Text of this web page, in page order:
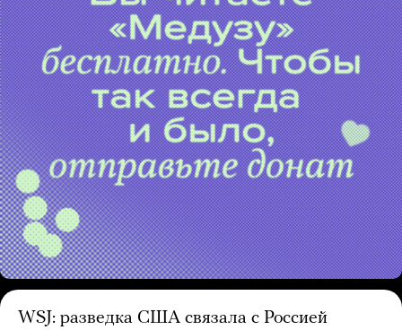
WSJ: разведка США связала с Россией